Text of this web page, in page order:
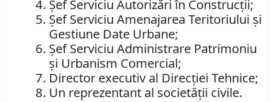
Şef Serviciu Autorizări în Construcţii;
Şef Serviciu Amenajarea Teritoriului şi
Gestiune Date Urbane;
Şef Serviciu Administrare Patrimoniu
şi Urbanism Comercial;
Director executiv al Direcţiei Tehnice;
Un reprezentant al societăţii civile.